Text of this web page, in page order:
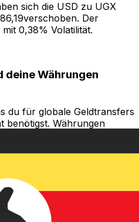
sich die USD zu UGX
Der
0,38% Volatilität.
deine Währungen
du für globale Geldtransfers
benötigst. Währungen